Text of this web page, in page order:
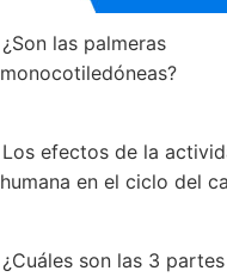
¿Son las palmeras
monocotiledóneas?
Los efectos de la
humana en el ciclo del
¿Cuáles son las 3